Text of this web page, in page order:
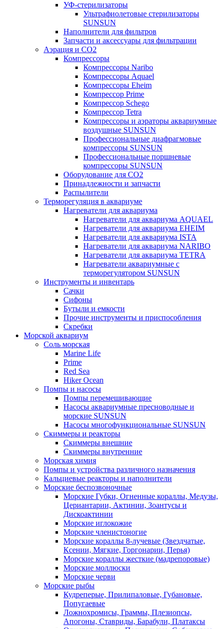
УФ-стерилизаторы
Ультрафиолетовые стерилизаторы
SUNSUN
Наполнители для фильтров
Запчасти и аксессуары для фильтрации
Аэрация и CO2
Компрессоры
Компрессоры Naribo
Компрессоры Aquael
Компрессоры Eheim
Компрессор Prime
Компрессор Schego
Компрессор Tetra
Компрессоры и аэраторы аквариумные
воздушные SUNSUN
Профессиональные диафрагмовые
компрессоры SUNSUN
Профессиональные поршневые
компрессоры SUNSUN
Оборудование для CO2
Принадлежности и запчасти
Распылители
Терморегуляция в аквариуме
Нагреватели для аквариума
Нагреватели для аквариума AQUAEL
Нагреватели для аквариума EHEIM
Нагреватели для аквариума ISTA
Нагреватели для аквариума NARIBO
Нагреватели для аквариума TETRA
Нагреватели аквариумные с
терморегулятором SUNSUN
Инструменты и инвентарь
Сачки
Сифоны
Бутыли и емкости
Прочие инструменты и приспособления
Скребки
Морской аквариум
Соль морская
Marine Life
Prime
Red Sea
Hiker Ocean
Помпы и насосы
Помпы перемешивающие
Насосы аквариумные пресноводные и
морские SUNSUN
Насосы многофункциональные SUNSUN
Скиммеры и реакторы
Скиммеры внешние
Скиммеры внутренние
Морская химия
Помпы и устройства различного назначения
Кальциевые реакторы и наполнители
Морские беспозвоночные
Морские Губки, Огненные кораллы, Медузы,
Цериантарии, Актинии, Зоантусы и
Дискоактинии
Морские иглокожие
Морские членистоногие
Морские кораллы 8-лучевые (Звездчатые,
Ксении, Мягкие, Горгонарии, Перья)
Морские кораллы жесткие (мадрепоровые)
Морские моллюски
Морские черви
Морские рыбы
Кудреперые, Прилипаловые, Губановые,
Попугаевые
Ложнохромисы, Граммы, Плезиопсы,
Апогоны, Ставриды, Барабули, Платаксы